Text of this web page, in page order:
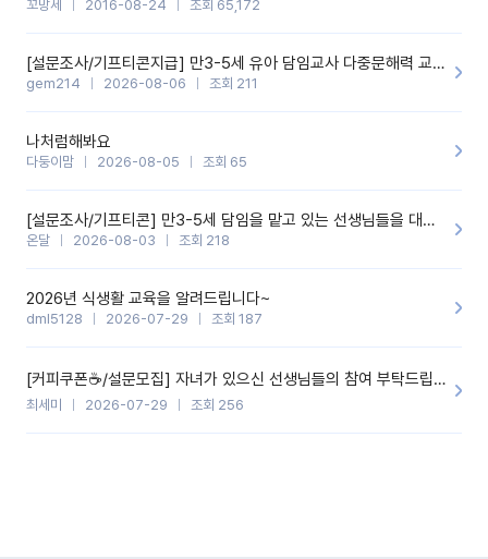
꼬망세 2016-08-24 조회 65,172
[설문조사/기프티콘지급] 만3-5세 유아 담임교사 다중문해력 교육 증진을 위한 설문조사
gem214 2026-08-06 조회 211
나처럼해봐요
다둥이맘 2026-08-05 조회 65
[설문조사/기프티콘] 만3-5세 담임을 맡고 있는 선생님들을 대상으로 설문조사를 합니다!
온달 2026-08-03 조회 218
2026년 식생활 교육을 알려드립니다~
dml5128 2026-07-29 조회 187
[커피쿠폰☕️/설문모집] 자녀가 있으신 선생님들의 참여 부탁드립니다!!
최세미 2026-07-29 조회 256